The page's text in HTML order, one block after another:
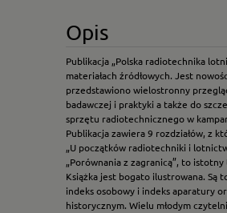
Opis
Publikacja „Polska radiotechnika
materiałach źródłowych. Jest
przedstawiono wielostronny
badawczej i praktyki a także do
sprzętu radiotechnicznego w
Publikacja zawiera 9 rozdziałów, z
„U początków radiotechniki i
„Porównania z zagranicą”, to
Książka jest bogato ilustrowana. Są
indeks osobowy i indeks aparatury
historycznym. Wielu młodym